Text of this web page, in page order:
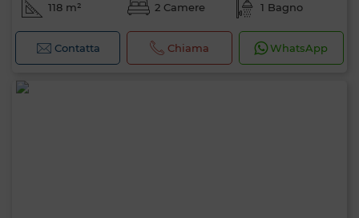
118 m² 2 Camere 1 Bagno
Contatta Chiama WhatsApp